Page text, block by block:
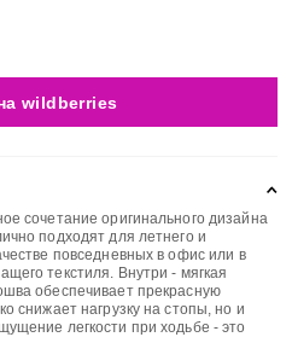
wildberries
сочетание оригинального дизайна
подходят для летнего и
повседневных в офис или в
текстиля. Внутри - мягкая
обеспечивает прекрасную
снижает нагрузку на стопы, но и
легкости при ходьбе - это